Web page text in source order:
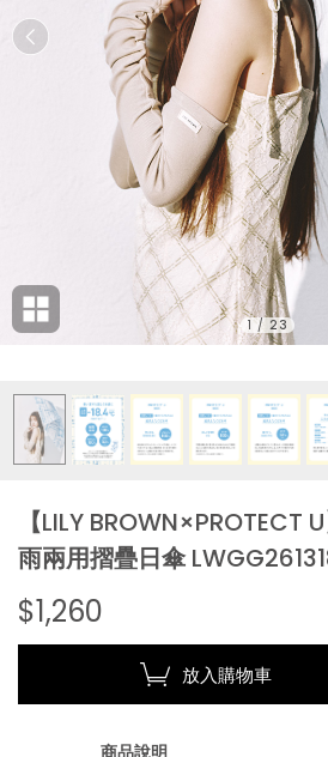
1 / 23
【LILY BROWN×PROTECT
雨兩用摺疊日傘
$1,260
放入購物車